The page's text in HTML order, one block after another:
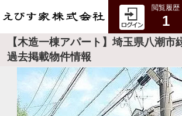
閲覧履歴
1
【木造一棟アパート】埼玉県八潮市
過去掲載物件情報